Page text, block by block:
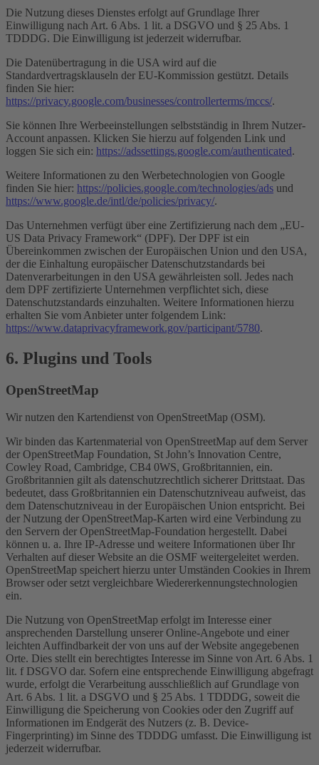
Die Nutzung dieses Dienstes erfolgt auf Grundlage Ihrer
Einwilligung nach Art. 6 Abs. 1 lit. a DSGVO und § 25 Abs. 1
TDDDG. Die Einwilligung ist jederzeit widerrufbar.
Die Datenübertragung in die USA wird auf die
Standardvertragsklauseln der EU-Kommission gestützt. Details
finden Sie hier:
https://privacy.google.com/businesses/controllerterms/mccs/.
Sie können Ihre Werbeeinstellungen selbstständig in Ihrem Nutzer-
Account anpassen. Klicken Sie hierzu auf folgenden Link und
loggen Sie sich ein: https://adssettings.google.com/authenticated.
Weitere Informationen zu den Werbetechnologien von Google
finden Sie hier: https://policies.google.com/technologies/ads und
https://www.google.de/intl/de/policies/privacy/.
Das Unternehmen verfügt über eine Zertifizierung nach dem „EU-
US Data Privacy Framework“ (DPF). Der DPF ist ein
Übereinkommen zwischen der Europäischen Union und den USA,
der die Einhaltung europäischer Datenschutzstandards bei
Datenverarbeitungen in den USA gewährleisten soll. Jedes nach
dem DPF zertifizierte Unternehmen verpflichtet sich, diese
Datenschutzstandards einzuhalten. Weitere Informationen hierzu
erhalten Sie vom Anbieter unter folgendem Link:
https://www.dataprivacyframework.gov/participant/5780.
6. Plugins und Tools
OpenStreetMap
Wir nutzen den Kartendienst von OpenStreetMap (OSM).
Wir binden das Kartenmaterial von OpenStreetMap auf dem Server
der OpenStreetMap Foundation, St John’s Innovation Centre,
Cowley Road, Cambridge, CB4 0WS, Großbritannien, ein.
Großbritannien gilt als datenschutzrechtlich sicherer Drittstaat. Das
bedeutet, dass Großbritannien ein Datenschutzniveau aufweist, das
dem Datenschutzniveau in der Europäischen Union entspricht. Bei
der Nutzung der OpenStreetMap-Karten wird eine Verbindung zu
den Servern der OpenStreetMap-Foundation hergestellt. Dabei
können u. a. Ihre IP-Adresse und weitere Informationen über Ihr
Verhalten auf dieser Website an die OSMF weitergeleitet werden.
OpenStreetMap speichert hierzu unter Umständen Cookies in Ihrem
Browser oder setzt vergleichbare Wiedererkennungstechnologien
ein.
Die Nutzung von OpenStreetMap erfolgt im Interesse einer
ansprechenden Darstellung unserer Online-Angebote und einer
leichten Auffindbarkeit der von uns auf der Website angegebenen
Orte. Dies stellt ein berechtigtes Interesse im Sinne von Art. 6 Abs. 1
lit. f DSGVO dar. Sofern eine entsprechende Einwilligung abgefragt
wurde, erfolgt die Verarbeitung ausschließlich auf Grundlage von
Art. 6 Abs. 1 lit. a DSGVO und § 25 Abs. 1 TDDDG, soweit die
Einwilligung die Speicherung von Cookies oder den Zugriff auf
Informationen im Endgerät des Nutzers (z. B. Device-
Fingerprinting) im Sinne des TDDDG umfasst. Die Einwilligung ist
jederzeit widerrufbar.